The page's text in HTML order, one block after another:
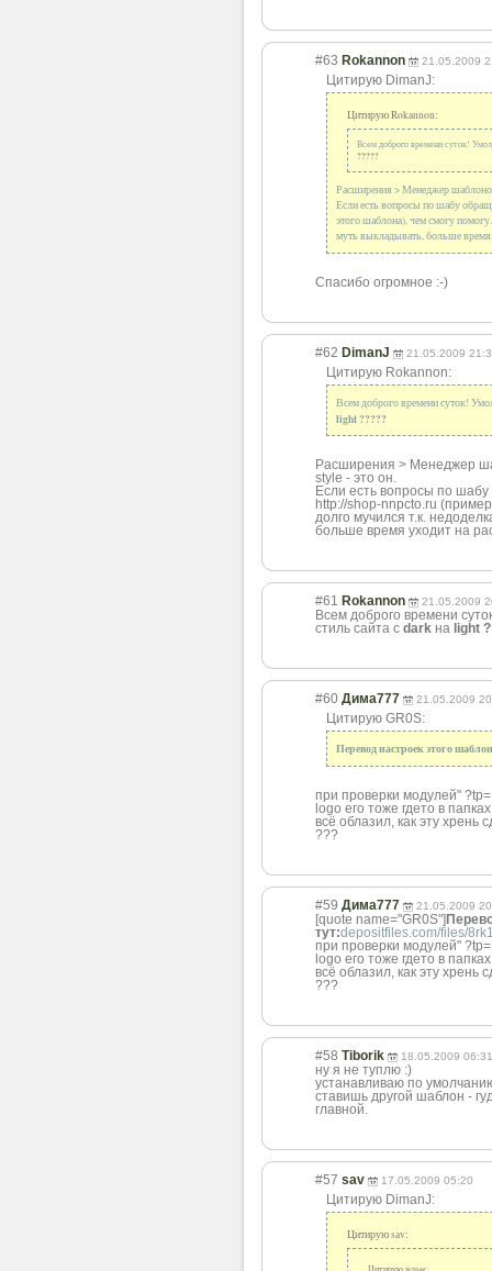
#63 Rokannon 21.05.2009
Цитирую DimanJ:
Цитирую Rokannon:
Всем доброго времени суток!
?????
Расширения > Менеджер
Если есть вопросы по шабу
этого шаблона), чем смогу
муть выкладывать, больше время
Спасибо огромное :-)
#62 DimanJ 21.05.2009
Цитирую Rokannon:
Всем доброго времени суток!
light?????
Расширения > Менеджер
style - это он.
Если есть вопросы по
http://shop-nnpcto.ru
долго мучился т.к.
больше время уходит на
#61 Rokannon 21.05.2009
Всем доброго времени
стиль сайта с darkна light
#60 Дима777 21.05.2009
Цитирую GR0S:
Перевод настроек этого
при проверки модулей"
logo его тоже гдето в
всё облазил, как эту хрень
???
#59 Дима777 21.05.2009
[quote name="GR0S"]
тут:depositfiles.com/files/
при проверки модулей"
logo его тоже гдето в
всё облазил, как эту хрень
???
#58 Tiborik 18.05.2009 06:31
ну я не туплю :)
устанавливаю по
ставишь другой шаблон -
главной.
#57 sav 17.05.2009 05:20
Цитирую DimanJ:
Цитирую sav:
Цитирую wmag: